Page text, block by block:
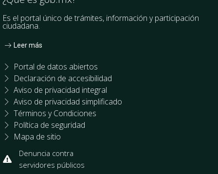
Es el portal único de trámites, información y participación
ciudadana.
Leer más
Portal de datos abiertos
Declaración de accesibilidad
Aviso de privacidad integral
Aviso de privacidad simplificado
Términos y Condiciones
Política de seguridad
Mapa de sitio
Denuncia contra
servidores públicos